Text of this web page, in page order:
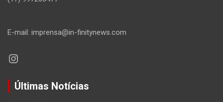
E-mail: imprensa@in-finitynews.com
Instagram
Últimas Notícias